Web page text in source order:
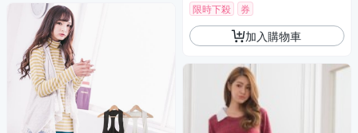
限時下殺 券
加入購物車